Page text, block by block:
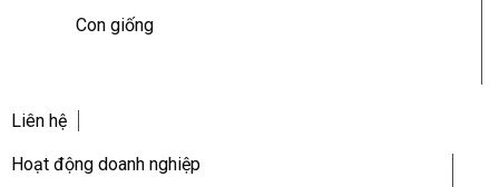
Con giống
Liên hệ
Hoạt động doanh nghiệp